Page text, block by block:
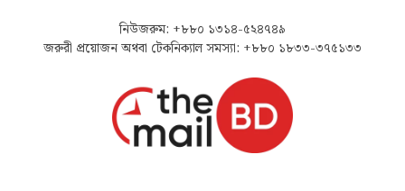
নিউজরুম: +৮৮০ ১৩১৪-৫২৪৭৪৯
জরুরী প্রয়োজন অথবা টেকনিক্যাল সমস্যা: +৮৮০ ১৮৩৩-৩৭৫১৩৩